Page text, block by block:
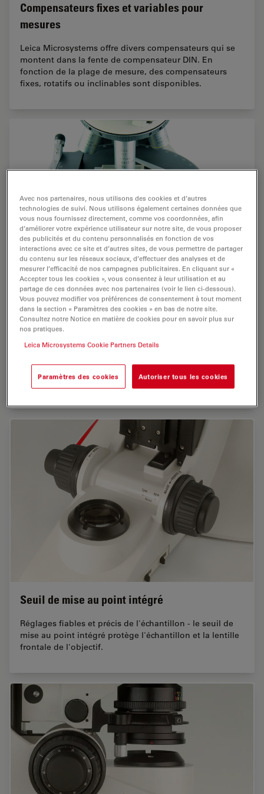
Compensateurs fixes et variables pour
mesures
Leica Microsystems offre divers compensateurs qui se
montent dans la fente de compensateur DIN. En
fonction de la plage de mesure, des compensateurs
fixes, rotatifs ou inclinables sont disponibles.
Platine modulaire, flexible
Certaines applications nécessitent des équipements
spéciaux. Avec le Leica DM2500 P modulaire, la platine
standard de polarisation pivotante à 360°, avec ou sans
transforme facilement en une platine fixe pour les
expériences de chauffage ou de…
Seuil de mise au point intégré
Réglages fiables et précis de l'échantillon - le seuil de
mise au point intégré protège l'échantillon et la lentille
frontale de l'objectif.
Avec nos partenaires, nous utilisons des cookies et d’autres
technologies de suivi. Nous utilisons également certaines données que
vous nous fournissez directement, comme vos coordonnées, afin
d’améliorer votre expérience utilisateur sur notre site, de vous proposer
des publicités et du contenu personnalisés en fonction de vos
interactions avec ce site et d’autres sites, de vous permettre de partager
du contenu sur les réseaux sociaux, d’effectuer des analyses et de
mesurer l’efficacité de nos campagnes publicitaires. En cliquant sur «
Accepter tous les cookies », vous consentez à leur utilisation et au
partage de ces données avec nos partenaires (voir le lien ci-dessous).
Vous pouvez modifier vos préférences de consentement à tout moment
dans la section « Paramètres des cookies » en bas de notre site.
Consultez notre Notice en matière de cookies pour en savoir plus sur
nos pratiques.
Leica Microsystems Cookie Partners Details
Paramètres des cookies Autoriser tous les cookies